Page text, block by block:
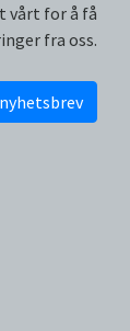
vårt for å få
fra oss.